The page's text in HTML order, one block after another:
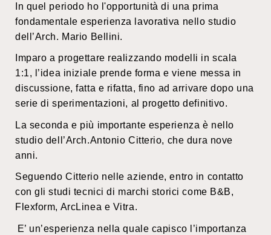
In quel periodo ho l'opportunità di una prima
fondamentale esperienza lavorativa nello studio
dell’Arch. Mario Bellini.
Imparo a progettare realizzando modelli in scala
1:1, l’idea iniziale prende forma e viene messa in
discussione, fatta e rifatta, fino ad arrivare dopo una
serie di sperimentazioni, al progetto definitivo.
La seconda e più importante esperienza è nello
studio dell’Arch.Antonio Citterio, che dura nove
anni.
Seguendo Citterio nelle aziende, entro in contatto
con gli studi tecnici di marchi storici come B&B,
Flexform, ArcLinea e Vitra.
E’ un’esperienza nella quale capisco l’importanza